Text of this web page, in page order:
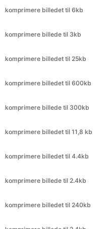
komprimere billedet til 25kb
komprimere billedet til 600kb
komprimere billede til 300kb
komprimere billedet til 11,8 kb
komprimere billedet til 4.4kb
komprimere billede til 2.4kb
komprimere billedet til 240kb
komprimere billede til 2.4kb
komprimere billedet til 720kb